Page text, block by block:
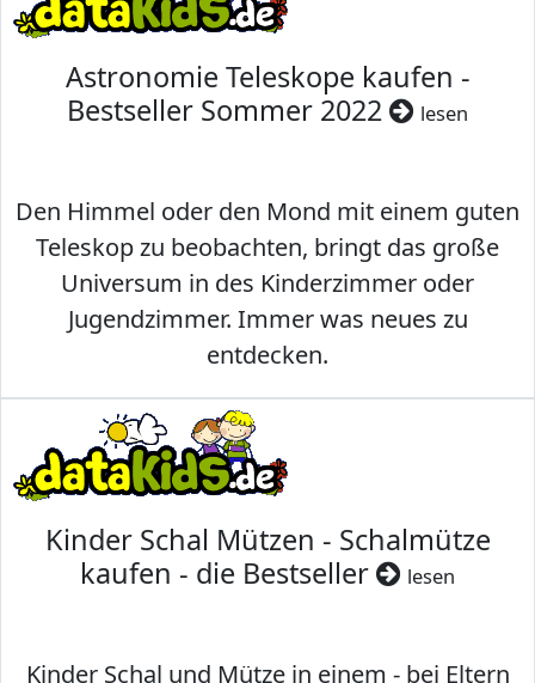
Astronomie Teleskope kaufen -
Bestseller Sommer 2022
lesen
Den Himmel oder den Mond mit einem guten
Teleskop zu beobachten, bringt das große
Universum in des Kinderzimmer oder
Jugendzimmer. Immer was neues zu
entdecken.
Kinder Schal Mützen - Schalmütze
kaufen - die Bestseller
lesen
Kinder Schal und Mütze in einem - bei Eltern